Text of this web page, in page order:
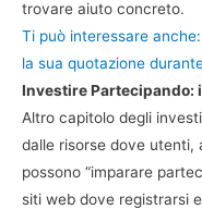
trovare aiuto concreto.
Ti può interessare anche:
la sua quotazione
Investire Partecipando:
Altro capitolo degli
dalle risorse dove utenti,
possono “imparare
siti web dove registrarsi